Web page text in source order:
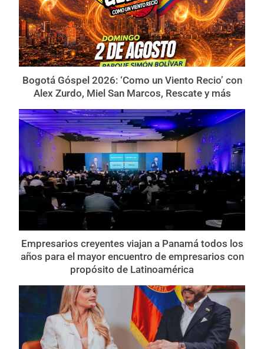
Bogotá Góspel 2026: ‘Como un Viento Recio’ con
Alex Zurdo, Miel San Marcos, Rescate y más
Empresarios creyentes viajan a Panamá todos los
años para el mayor encuentro de empresarios con
propósito de Latinoamérica